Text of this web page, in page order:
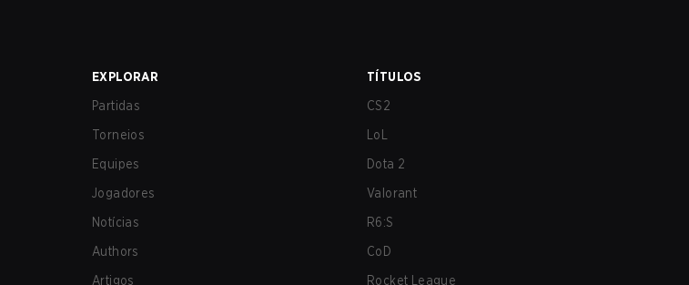
EXPLORAR
Partidas
Torneios
Equipes
Jogadores
Notícias
Authors
Artigos
TÍTULOS
CS2
LoL
Dota 2
Valorant
R6:S
CoD
Rocket League